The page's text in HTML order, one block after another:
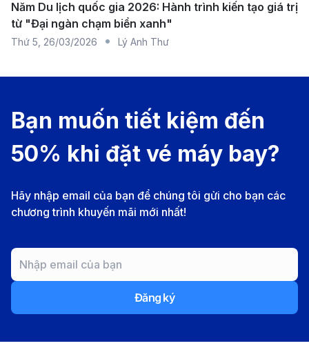
Hatta Jakarta (CGK)
Sân bay quốc tế Soekarno-Hatta (Soekarno-Hatta
cách trung tâm thành phố khoảng 20 km về phía tây,
sân bay Soekarno-Hatta là một trong những sân bay
bận rộn nhất ở Đông Nam Á, với đầy đủ các dịch vụ
cà phê, và dịch vụ giải trí cho hành khách.
Cách di chuyển từ sân bay Jakarta đến trung tâm
Từ sân bay quốc tế Soekarno-Hatta, bạn có nhiều
phương tiện để di chuyển vào trung tâm thành phố
Jakarta:
Năm Du lịch quốc gia 2026: Hành trình kiến tạo giá trị
từ "Đại ngàn chạm biển xanh"
Thứ 5 26/03/2026 Lý Anh Thư
Bạn muốn tiết kiệm đến
50% khi đặt vé máy bay?
Hãy nhập email của bạn để chúng tôi gửi cho bạn các
chương trình khuyến mãi mới nhất!
Đăng ký